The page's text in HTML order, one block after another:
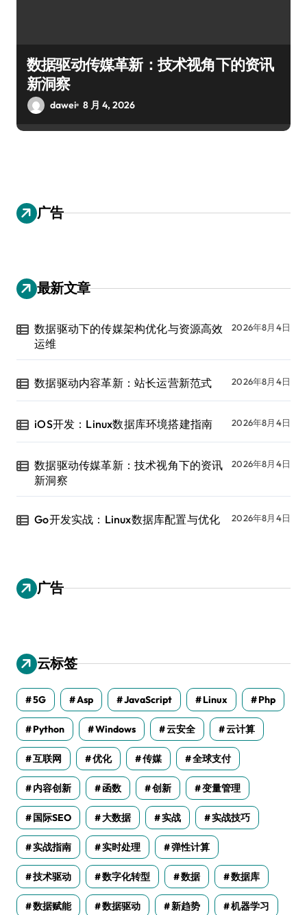
数据驱动传媒革新：技术视角下的资讯
新洞察
dawei 8 月 4, 2026
广告
最新文章
数据驱动下的传媒架构优化与资源高效
运维
2026年8月4日
数据驱动内容革新：站长运营新范式 2026年8月4日
iOS开发：Linux数据库环境搭建指南 2026年8月4日
数据驱动传媒革新：技术视角下的资讯
新洞察
2026年8月4日
Go开发实战：Linux数据库配置与优化 2026年8月4日
广告
云标签
5G Asp JavaScript Linux Php
Python Windows 云安全 云计算
互联网 优化 传媒 全球支付
内容创新 函数 创新 变量管理
国际SEO 大数据 实战 实战技巧
实战指南 实时处理 弹性计算
技术驱动 数字化转型 数据 数据库
数据赋能 数据驱动 新趋势 机器学习